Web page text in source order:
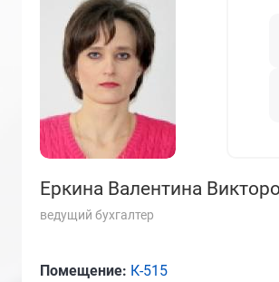
Еркина Валентина
ведущий бухгалтер
Помещение: К-515